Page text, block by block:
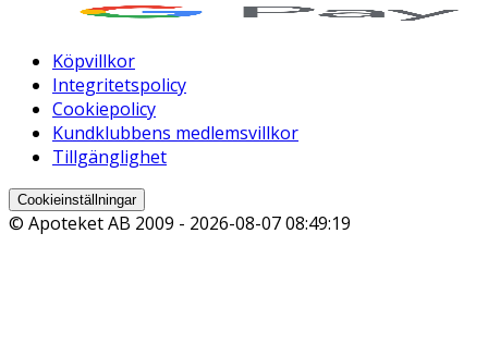
Köpvillkor
Integritetspolicy
Cookiepolicy
Kundklubbens medlemsvillkor
Tillgänglighet
Cookieinställningar
© Apoteket AB 2009 - 2026-08-07 08:49:19